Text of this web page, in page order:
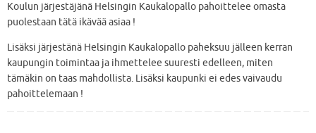
Koulun järjestäjänä Helsingin Kaukalopallo pahoittelee omasta
puolestaan tätä ikävää asiaa !
Lisäksi järjestänä Helsingin Kaukalopallo paheksuu jälleen kerran
kaupungin toimintaa ja ihmettelee suuresti edelleen, miten
tämäkin on taas mahdollista. Lisäksi kaupunki ei edes vaivaudu
pahoittelemaan !